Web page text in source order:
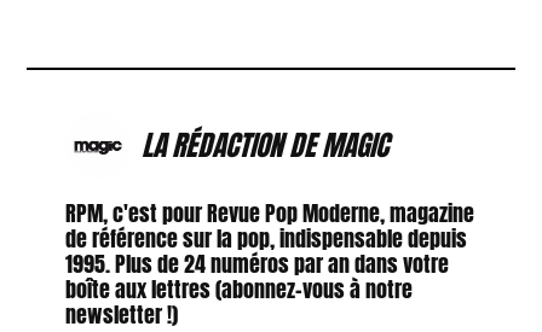
LA RÉDACTION DE MAGIC
RPM, c'est pour Revue Pop Moderne, magazine
de référence sur la pop, indispensable depuis
1995. Plus de 24 numéros par an dans votre
boîte aux lettres (abonnez-vous à notre
newsletter !)